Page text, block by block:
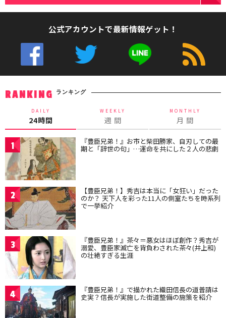
公式アカウントで最新情報ゲット！
RANKING ランキング
DAILY
24時間
WEEKLY
週 間
MONTHLY
月 間
1 『豊臣兄弟！』お市と柴田勝家、自刃しての最
期と「辞世の句」…運命を共にした２人の悲劇
2 【豊臣兄弟！】秀吉は本当に「女狂い」だった
のか？ 天下人を彩った11人の側室たちを時系列
で一挙紹介
3 『豊臣兄弟！』茶々＝悪女はほぼ創作？秀吉が
溺愛、豊臣家滅亡を背負わされた茶々(井上和)
の壮絶すぎる生涯
4 『豊臣兄弟！』で描かれた織田信長の道普請は
史実？信長が実施した街道整備の施策を紹介